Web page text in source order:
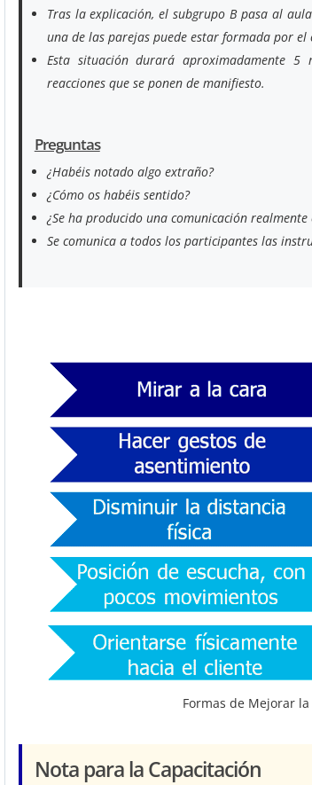
Tras la explicación, el subgrupo B pasa al
una de las parejas puede estar formada por el
Esta situación durará aproximadamente
reacciones que se ponen de manifiesto.
Preguntas
¿Habéis notado algo extraño?
¿Cómo os habéis sentido?
¿Se ha producido una comunicación realmente
Se comunica a todos los participantes las
Formas de Mejorar
Nota para la Capacitación